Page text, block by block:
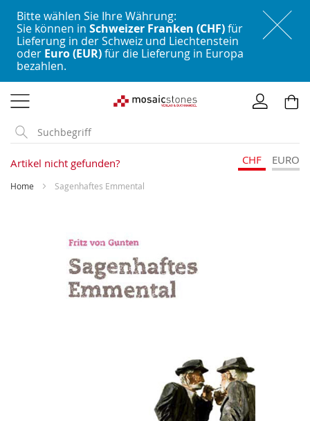
Bitte wählen Sie Ihre Währung:
Sie können in Schweizer Franken (CHF)für
Lieferung in der Schweiz und Liechtenstein
oder Euro (EUR)für die Lieferung in Europa
bezahlen.
zum
Inhalt
Artikel nicht gefunden? CHF EURO
Home Sagenhaftes Emmental